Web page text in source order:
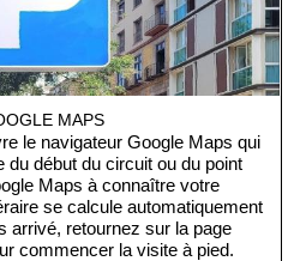
MAPS
le navigateur Google Maps qui
début du circuit ou du point
Maps à connaître votre
se calcule automatiquement
arrivé, retournez sur la page
commencer la visite à pied.